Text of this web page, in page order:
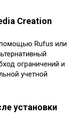
Creation
Rufus или
ограничений и
учетной
установки